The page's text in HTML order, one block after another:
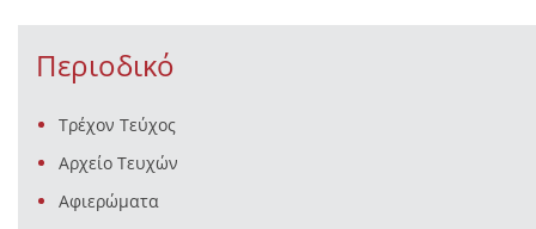
Περιοδικό
Τρέχον Τεύχος
Αρχείο Τευχών
Αφιερώματα